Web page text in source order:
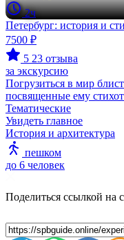
2ч
Петербург: история и
7500 ₽
5 23 отзыва
за экскурсию
Погрузиться в мир
посвященные ему
Тематические
Увидеть главное
История и архитектура
пешком
до 6 человек
Поделиться ссылкой на